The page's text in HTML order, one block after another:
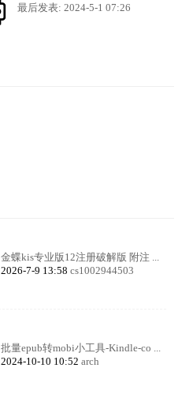
最后发表: 2024-5-1 07:26
金蝶kis专业版12注册破解版 附注 ...
2026-7-9 13:58 cs1002944503
批量epub转mobi小工具-Kindle-co ...
2024-10-10 10:52 arch